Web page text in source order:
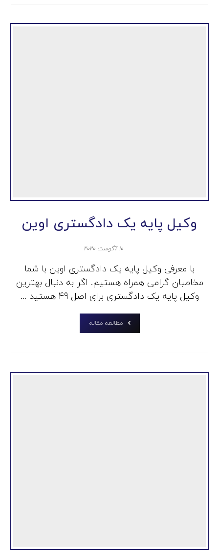
وکیل پایه یک دادگستری اوین
۱۰ آگوست ۲۰۲۰
با معرفی وکیل پایه یک دادگستری اوین با شما
مخاطبان گرامی همراه هستیم. اگر به دنبال بهترین
وکیل پایه یک دادگستری برای اصل 49 هستید ...
مطالعه مقاله